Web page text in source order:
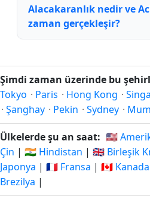
Alacakaranlık nedir ve
zaman gerçekleşir?
Şimdi zaman üzerinde bu
Tokyo · Paris · Hong Kong ·
· Şanghay · Pekin · Sydney ·
Ülkelerde şu an saat: 🇺🇸
Çin | 🇮🇳 Hindistan | 🇬🇧 Birleşik
Japonya | 🇫🇷 Fransa | 🇨🇦 Kanada
Brezilya |